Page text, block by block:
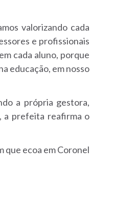
valorizando cada
e profissionais
cada aluno, porque
educação, em nosso
a própria gestora,
a prefeita reafirma o
que ecoa em Coronel